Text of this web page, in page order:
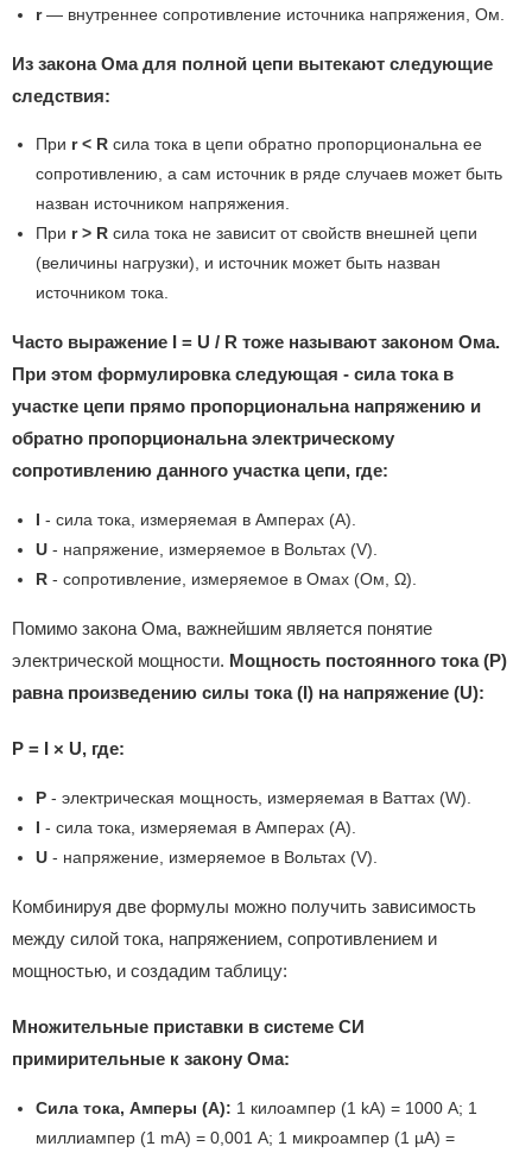
r— внутреннее сопротивление источника напряжения, Ом.
Из закона Ома для полной цепи вытекают следующие
следствия:
При r < R сила тока в цепи обратно пропорциональна ее
сопротивлению, а сам источник в ряде случаев может быть
назван источником напряжения.
При r > R сила тока не зависит от свойств внешней цепи
(величины нагрузки), и источник может быть назван
источником тока.
Часто выражение I = U / R тоже называют законом Ома.
При этом формулировка следующая - сила тока в
участке цепи прямо пропорциональна напряжению и
обратно пропорциональна электрическому
сопротивлению данного участка цепи, где:
I - сила тока, измеряемая в Амперах (A).
U - напряжение, измеряемое в Вольтах (V).
R - сопротивление, измеряемое в Омах (Ом, Ω).
Помимо закона Ома, важнейшим является понятие
электрической мощности. Мощность постоянного тока (P)
равна произведению силы тока (I) на напряжение (U):
P = I × U, где:
P - электрическая мощность, измеряемая в Ваттах (W).
I - сила тока, измеряемая в Амперах (A).
U - напряжение, измеряемое в Вольтах (V).
Комбинируя две формулы можно получить зависимость
между силой тока, напряжением, сопротивлением и
мощностью, и создадим таблицу:
Множительные приставки в системе СИ
примирительные к закону Ома:
Сила тока, Амперы (A): 1 килоампер (1 kА) = 1000 А; 1
миллиампер (1 mA) = 0,001 A; 1 микроампер (1 µA) =